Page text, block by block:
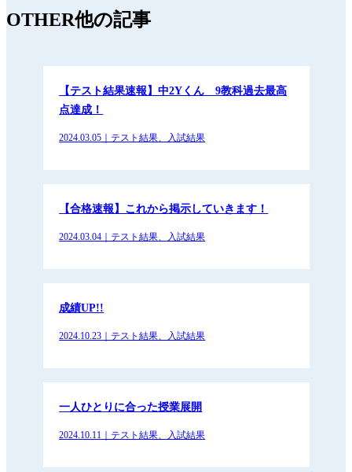
OTHER他の記事
【テスト結果速報】中2Yくん 9教科過去最高
点達成！
2024.03.05｜テスト結果、入試結果
【合格速報】これから掲示していきます！
2024.03.04｜テスト結果、入試結果
成績UP!!
2024.10.23｜テスト結果、入試結果
一人ひとりに合った授業展開
2024.10.11｜テスト結果、入試結果